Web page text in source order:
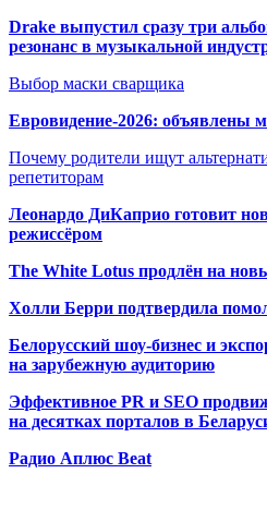
Drake выпустил сразу три
резонанс в музыкальной
Выбор маски сварщика
Евровидение-2026: объявлены
Почему родители ищут
репетиторам
Леонардо ДиКаприо готовит
режиссёром
The White Lotus продлён на
Холли Берри подтвердила
Белорусский шоу-бизнес и
на зарубежную аудиторию
Эффективное PR и SEO
на десятках порталов в
Радио Аплюс Beat